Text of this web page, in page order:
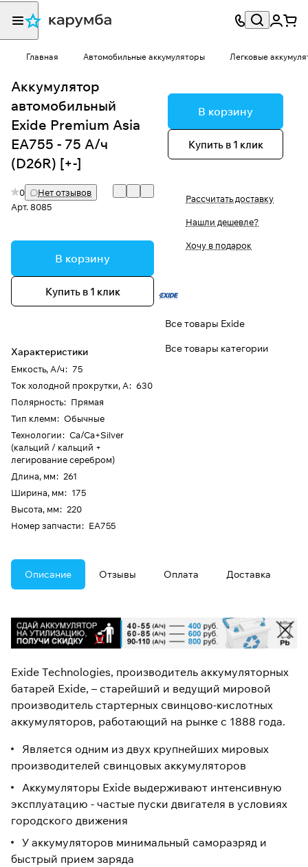
Главная Автомобильные аккумуляторы Легковые
Аккумулятор
автомобильный
Exide Premium Asia
EA755 - 75 А/ч
(D26R) [+-]
0
Нет отзывов
Арт.8085
В корзину
Купить в 1 клик
Характеристики
Емкость, А/ч: 75
Ток холодной прокрутки, А: 630
Полярность: Прямая
Тип клемм: Обычные
Технологии: Ca/Ca+Silver
(кальций / кальций +
легирование серебром)
Длина, мм: 261
Ширина, мм: 175
Высота, мм: 220
Номер запчасти: EA755
В корзину
Купить в 1 клик
Рассчитать доставку
Нашли дешевле?
Хочу в подарок
Все товары Exide
Все товары категории
Описание Отзывы Оплата Доставка
Exide Technologies, производитель аккумуляторных
батарей Exide, – старейший и ведущий мировой
производитель стартерных свинцово-кислотных
аккумуляторов, работающий на рынке с 1888 года.
Является одним из двух крупнейших мировых
производителей свинцовых аккумуляторов
Аккумуляторы Exide выдерживают интенсивную
эксплуатацию - частые пуски двигателя в условиях
городского движения
У аккумуляторов минимальный саморазряд и
быстрый прием заряда